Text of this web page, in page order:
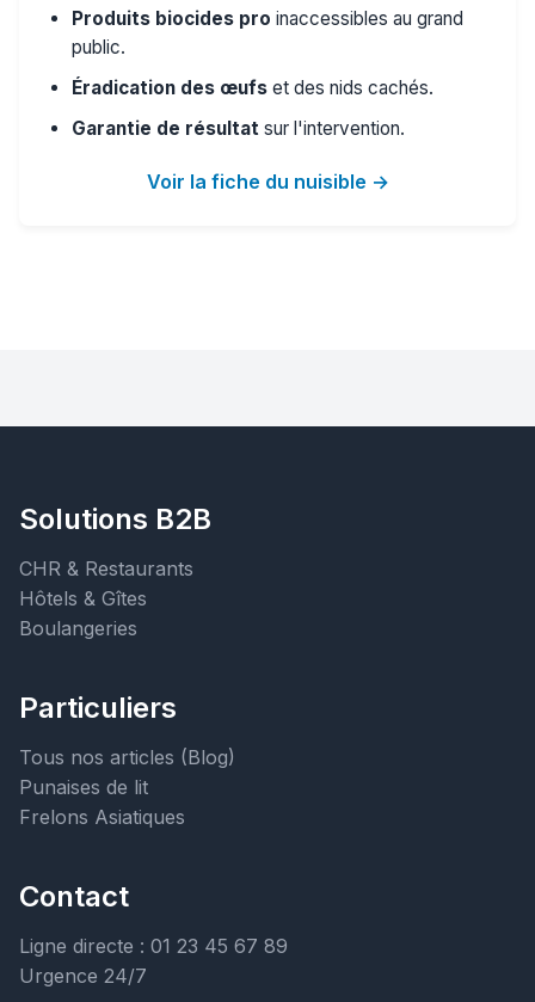
Produits biocides pro inaccessibles au grand
public.
Éradication des œufs et des nids cachés.
Garantie de résultat sur l'intervention.
Voir la fiche du nuisible →
Solutions B2B
CHR & Restaurants
Hôtels & Gîtes
Boulangeries
Particuliers
Tous nos articles (Blog)
Punaises de lit
Frelons Asiatiques
Contact
Ligne directe : 01 23 45 67 89
Urgence 24/7